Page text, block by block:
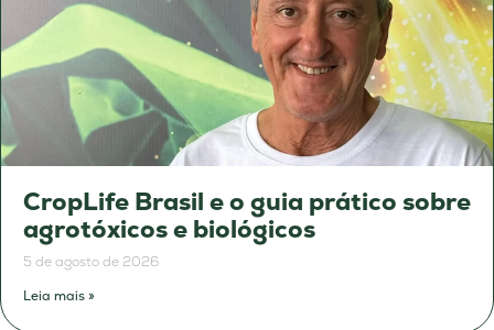
CropLife Brasil e o guia prático sobre
agrotóxicos e biológicos
5 de agosto de 2026
Leia mais »